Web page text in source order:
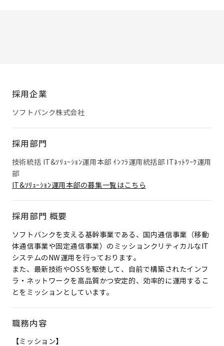
採用企業
ソフトバンク株式会社
採用部門
技術統括 IT&ｿﾘｭｰｼｮﾝ運用本部 ｲﾝﾌﾗ運用統括部 ITﾈｯﾄﾜｰｸ運用
部
IT&ｿﾘｭｰｼｮﾝ運用本部の募集一覧はこちら
採用部門 概要
ソフトバンクを支える基幹事業である、国内通信事業（移動
体通信事業や固定通信事業）のミッションクリティカルなIT
システムのNW運用を行っております。
また、最新技術やOSSを駆使して、自前で構築されたインフ
ラ・ネットワークを高品質かつ安定的、効率的に運用するこ
とをミッションとしています。
職務内容
【ミッション】